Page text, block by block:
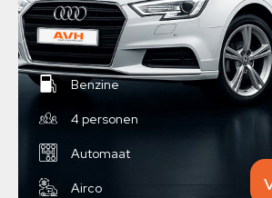
Benzine
4 personen
Automaat
Airco